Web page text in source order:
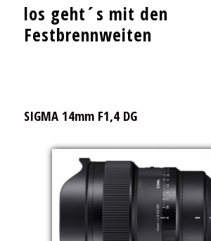
los geht´s mit den
Festbrennweiten
SIGMA 14mm F1,4 DG